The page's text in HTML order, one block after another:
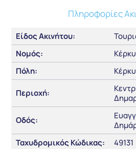
Πληροφορίες
Είδος Ακινήτου:
Νομός:
Πόλη:
Περιοχή:
Οδός:
Ταχυδρομικός Κώδικας:
49131